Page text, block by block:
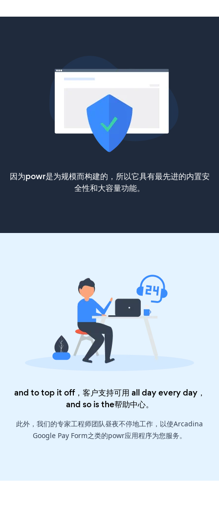
因为powr是为规模而构建的，所以它具有最先进的内置安
全性和大容量功能。
and to top it off，客户支持可用 all day every day，
and so is the帮助中心。
此外，我们的专家工程师团队昼夜不停地工作，以使Arcadina
Google Pay Form之类的powr应用程序为您服务。